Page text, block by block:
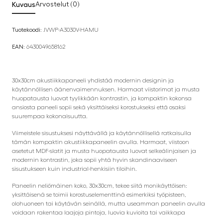
KuvausArvostelut (0)
Tuotekoodi: JVWP-A3030V-HAMU
EAN: 6430049658162
30x30cm akustiikkapaneeli yhdistää modernin designin ja
käytännöllisen äänenvaimennuksen. Harmaat viistorimat ja musta
huopatausta luovat tyylikkään kontrastin, ja kompaktin kokonsa
ansiosta paneeli sopii sekä yksittäiseksi korostukseksi että osaksi
suurempaa kokonaisuutta.
Viimeistele sisustuksesi näyttävällä ja käytännöllisellä ratkaisulla
tämän kompaktin akustiikkapaneelin avulla. Harmaat, viistoon
asetetut MDF-slatit ja musta huopatausta luovat selkeälinjaisen ja
modernin kontrastin, joka sopii yhtä hyvin skandinaaviseen
sisustukseen kuin industrial-henkisiin tiloihin.
Paneelin neliömäinen koko, 30x30cm, tekee siitä monikäyttöisen:
yksittäisenä se toimii korostuselementtinä esimerkiksi työpisteen,
olohuoneen tai käytävän seinällä, mutta useamman paneelin avulla
voidaan rakentaa laajoja pintoja, luovia kuvioita tai vaikkapa